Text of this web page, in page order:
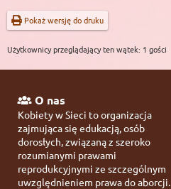
Pokaż wersję do druku
Użytkownicy przeglądający ten wątek: 1 gości
O nas
Kobiety w Sieci to organizacja
zajmująca się edukacją, osób
dorosłych, związaną z szeroko
rozumianymi prawami
reprodukcyjnymi ze szczególnym
uwzględnieniem prawa do aborcji.